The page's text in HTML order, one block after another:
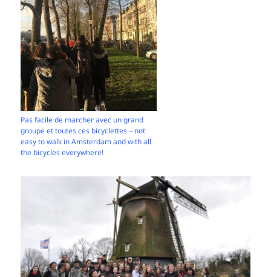
Pas facile de marcher avec un grand
groupe et toutes ces bicyclettes – not
easy to walk in Amsterdam and with all
the bicycles everywhere!